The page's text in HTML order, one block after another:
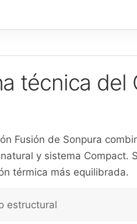
técnica del
Fusión de Sonpura
y sistema Compact.
térmica más equilibrada.
estructural